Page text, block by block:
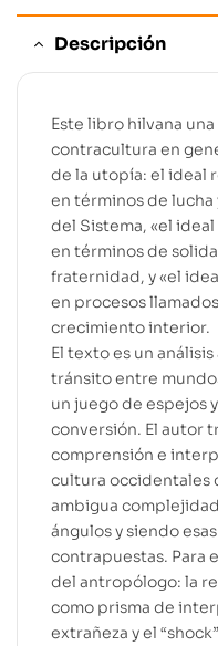
Descripción
Este libro hilvana
contracultura en
de la utopía: el ideal
en términos de lucha
del Sistema, «el
en términos de
fraternidad, y «el
en procesos
crecimiento interior.
El texto es un
tránsito entre
un juego de espejos
conversión. El autor
comprensión e
cultura occidentales
ambigua
ángulos y siendo
contrapuestas. Para
del antropólogo: la
como prisma de
extrañeza y el